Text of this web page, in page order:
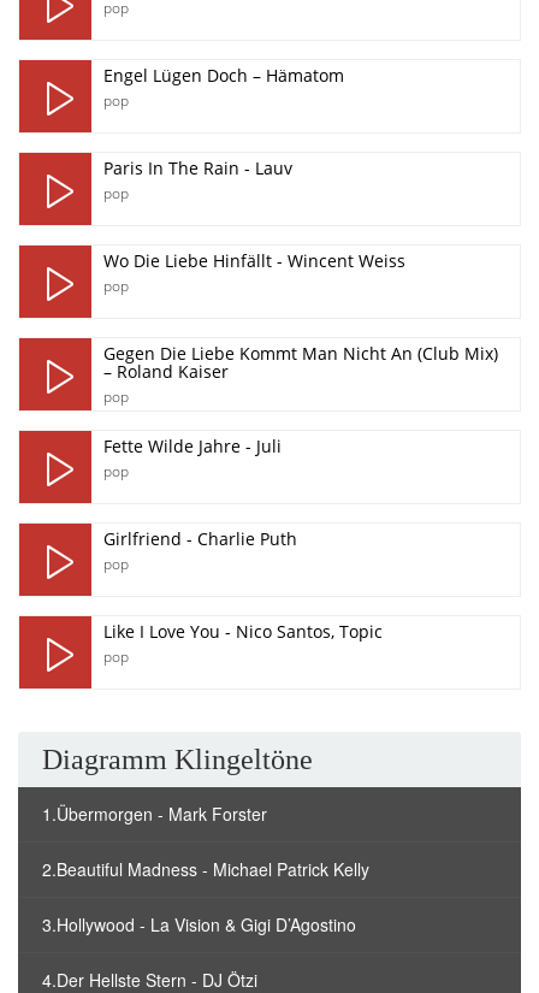
pop
Engel Lügen Doch – Hämatom
pop
Paris In The Rain - Lauv
pop
Wo Die Liebe Hinfällt - Wincent Weiss
pop
Gegen Die Liebe Kommt Man Nicht An (Club Mix)
– Roland Kaiser
pop
Fette Wilde Jahre - Juli
pop
Girlfriend - Charlie Puth
pop
Like I Love You - Nico Santos, Topic
pop
Diagramm Klingeltöne
1.Übermorgen - Mark Forster
2.Beautiful Madness - Michael Patrick Kelly
3.Hollywood - La Vision & Gigi D’Agostino
4.Der Hellste Stern - DJ Ötzi